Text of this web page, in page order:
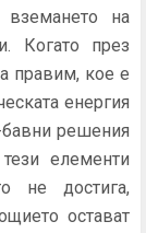
на
Когато през
правим, кое е
енергия
решения
елементи
не достига,
остават